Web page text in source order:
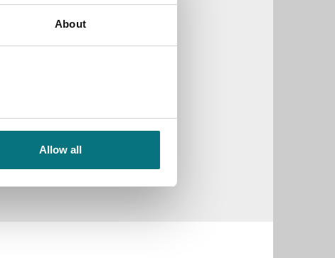
About
Allow all